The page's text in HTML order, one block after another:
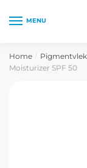
MENU
Home
Moisturizer SPF 50